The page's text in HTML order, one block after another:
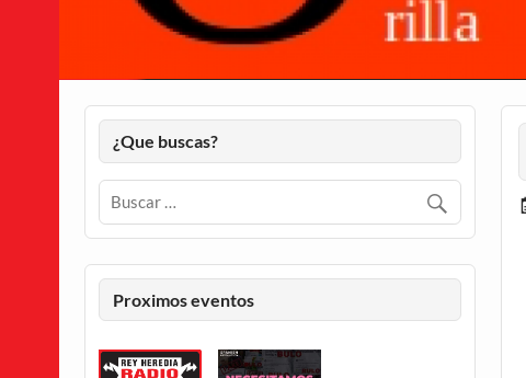
¿Que buscas?
Proximos eventos